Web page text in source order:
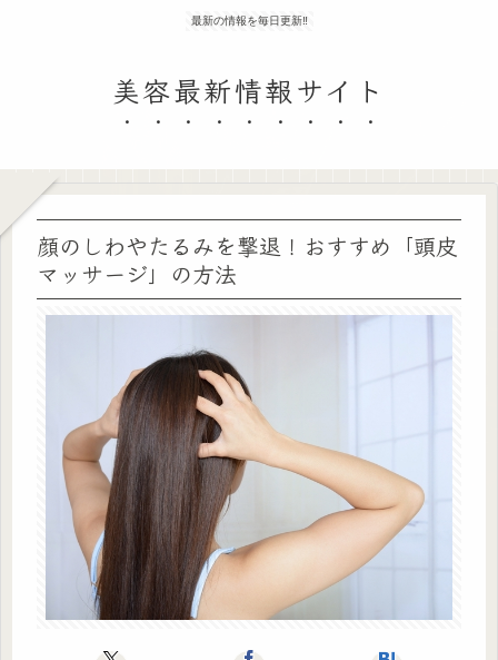
最新の情報を毎日更新‼
美容最新情報サイト
顔のしわやたるみを撃退！おすすめ「頭皮
マッサージ」の方法